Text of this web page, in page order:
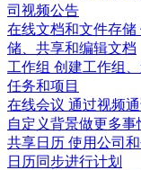
司视频公告
在线文档和文件存储
储、共享和编辑文档
工作组 创建工作组
任务和项目
在线会议 通过视频
自定义背景做更多事
共享日历 使用公司
日历同步进行计划